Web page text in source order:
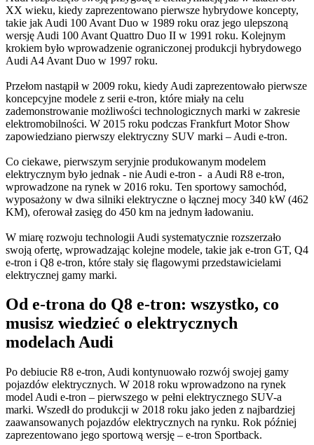
XX wieku, kiedy zaprezentowano pierwsze hybrydowe koncepty,
takie jak Audi 100 Avant Duo w 1989 roku oraz jego ulepszoną
wersję Audi 100 Avant Quattro Duo II w 1991 roku. Kolejnym
krokiem było wprowadzenie ograniczonej produkcji hybrydowego
Audi A4 Avant Duo w 1997 roku.
Przełom nastąpił w 2009 roku, kiedy Audi zaprezentowało pierwsze
koncepcyjne modele z serii e-tron, które miały na celu
zademonstrowanie możliwości technologicznych marki w zakresie
elektromobilności. W 2015 roku podczas Frankfurt Motor Show
zapowiedziano pierwszy elektryczny SUV marki – Audi e-tron.
Co ciekawe, pierwszym seryjnie produkowanym modelem
elektrycznym było jednak - nie Audi e-tron - a Audi R8 e-tron,
wprowadzone na rynek w 2016 roku. Ten sportowy samochód,
wyposażony w dwa silniki elektryczne o łącznej mocy 340 kW (462
KM), oferował zasięg do 450 km na jednym ładowaniu.​
W miarę rozwoju technologii Audi systematycznie rozszerzało
swoją ofertę, wprowadzając kolejne modele, takie jak e-tron GT, Q4
e-tron i Q8 e-tron, które stały się flagowymi przedstawicielami
elektrycznej gamy marki.
Od e-trona do Q8 e-tron: wszystko, co
musisz wiedzieć o elektrycznych
modelach Audi
Po debiucie R8 e-tron, Audi kontynuowało rozwój swojej gamy
pojazdów elektrycznych. W 2018 roku wprowadzono na rynek
model Audi e-tron – pierwszego w pełni elektrycznego SUV-a
marki. Wszedł do produkcji w 2018 roku jako jeden z najbardziej
zaawansowanych pojazdów elektrycznych na rynku. Rok później
zaprezentowano jego sportową wersję – e-tron Sportback.